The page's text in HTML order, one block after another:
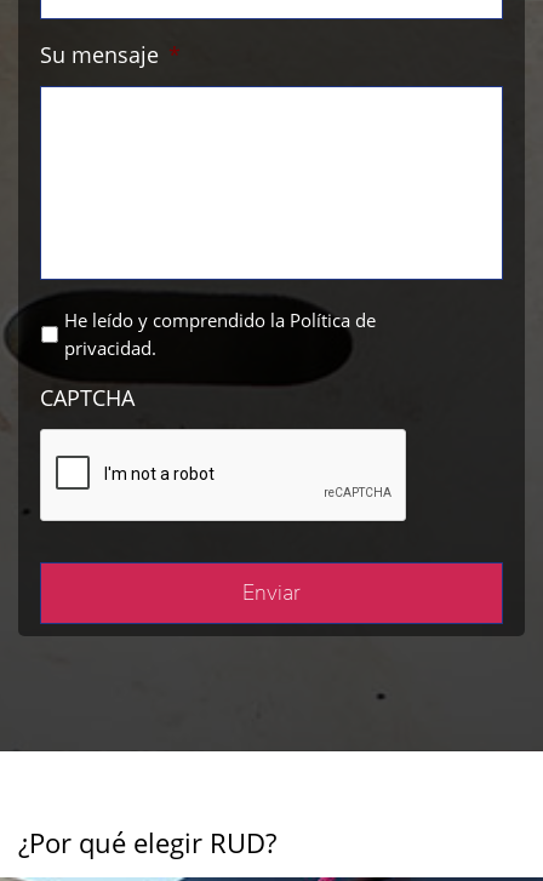
Su mensaje *
He leído y comprendido la Política de
privacidad.
CAPTCHA
¿Por qué elegir RUD?